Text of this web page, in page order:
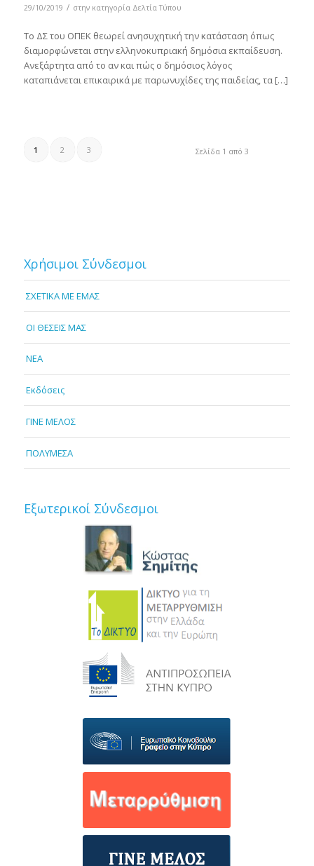
29/10/2019 / στην κατηγορία Δελτία Τύπου
Το ΔΣ του ΟΠΕΚ θεωρεί ανησυχητική την κατάσταση όπως
διαμορφώνεται στην ελληνοκυπριακή δημόσια εκπαίδευση.
Ανεξάρτητα από το αν και πώς ο δημόσιος λόγος
καταπιάνεται επικαιρικά με παρωνυχίδες της παιδείας, τα […]
Σελίδα 1 από 3
1 2 3
Χρήσιμοι Σύνδεσμοι
ΣΧΕΤΙΚΑ ΜΕ ΕΜΑΣ
OI ΘΕΣΕΙΣ ΜΑΣ
NEA
Εκδόσεις
ΓΙΝΕ ΜΕΛΟΣ
ΠΟΛΥΜΕΣΑ
Εξωτερικοί Σύνδεσμοι